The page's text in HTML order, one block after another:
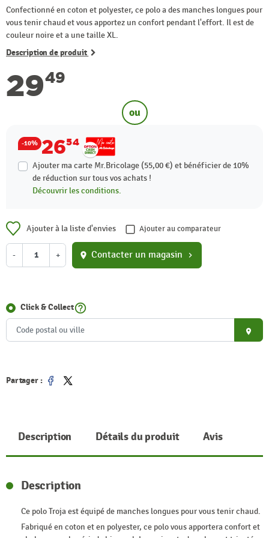
Confectionné en coton et polyester, ce polo a des manches longues pour
vous tenir chaud et vous apportez un confort pendant l'effort. Il est de
couleur noire et a une taille XL.
Description de produit
2949
ou
-10% 2654
Ajouter ma carte Mr.Bricolage (55,00 €) et bénéficier de 10%
de réduction sur tous vos achats !
Découvrir les conditions.
Ajouter à la liste d'envies Ajouter au comparateur
- + location_on Contacter un magasin chevron_right
Click & Collecthelp_outline
place
Partager :
Partager
Tweet
Description Détails du produit Avis
Description
Ce polo Troja est équipé de manches longues pour vous tenir chaud.
Fabriqué en coton et en polyester, ce polo vous apportera confort et